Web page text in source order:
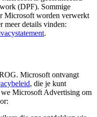
(DPF). Sommige
Microsoft worden verwerkt
meer details vinden:
.
Microsoft ontvangt
, die je kunt
Microsoft Advertising om